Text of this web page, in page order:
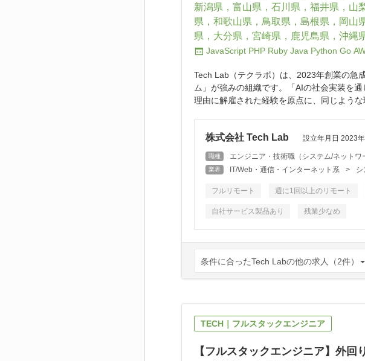
新潟県，富山県，石川県，福井県，山
県，和歌山県，鳥取県，島根県，岡山
県，大分県，宮崎県，鹿児島県，沖縄
JavaScript PHP Ruby Java Python Go
Tech Lab（テクラボ）は、2023年創業の急
ム」が強みの組織です。「AIの社会実装を
理由に解雇された経験を原点に、同じよう
株式会社 Tech Lab 設立年月日 2023
職種 エンジニア・技術職（システム/ネットワ
業界 IT/Web・通信・インターネット系 > シ
フルリモート 週に1回以上のリモート
自社サービス製品あり 残業少なめ
条件に合ったTech Labの他の求人（2件）
TECH｜フルスタックエンジニア
【フルスタックエンジニア】外